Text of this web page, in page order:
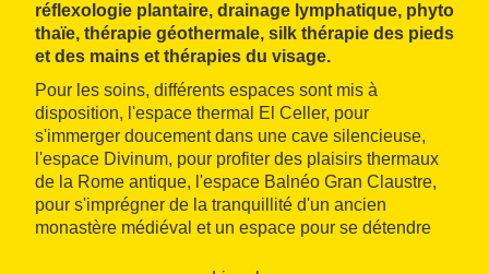
réflexologie plantaire, drainage lymphatique, phyto
thaïe, thérapie géothermale, silk thérapie des pieds
et des mains et thérapies du visage.
Pour les soins, différents espaces sont mis à
disposition, l'espace thermal El Celler, pour
s'immerger doucement dans une cave silencieuse,
l'espace Divinum, pour profiter des plaisirs thermaux
de la Rome antique, l'espace Balnéo Gran Claustre,
pour s'imprégner de la tranquillité d'un ancien
monastère médiéval et un espace pour se détendre